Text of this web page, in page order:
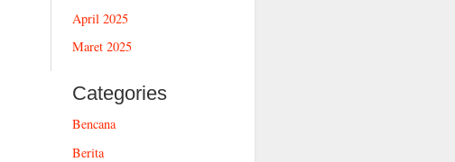
April 2025
Maret 2025
Categories
Bencana
Berita